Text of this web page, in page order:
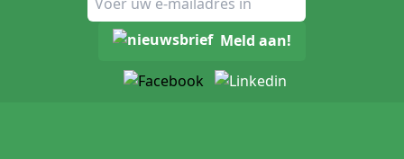
Meld aan!